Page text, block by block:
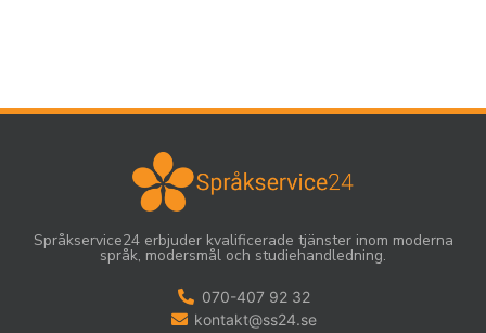
Språkservice24 erbjuder kvalificerade tjänster inom moderna
språk, modersmål och studiehandledning.
070-407 92 32
kontakt@ss24.se